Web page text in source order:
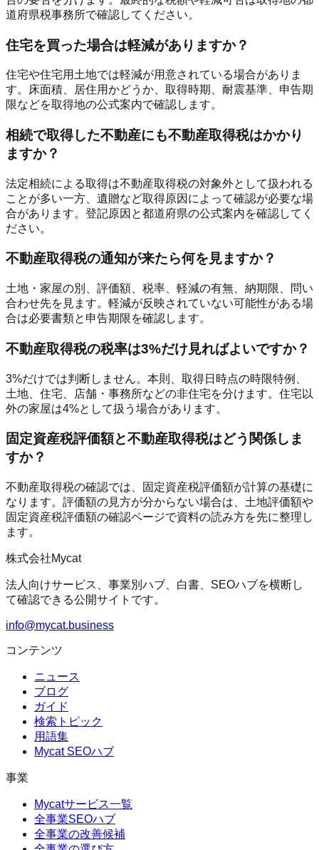
道府県税事務所で確認してください。
住宅を買った場合は軽減がありますか？
住宅や住宅用土地では軽減が用意されている場合がありま
す。床面積、居住用かどうか、取得時期、耐震基準、申告期
限などを取得地の公式案内で確認します。
相続で取得した不動産にも不動産取得税はかかり
ますか？
法定相続による取得は不動産取得税の対象外として扱われる
ことが多い一方、遺贈など取得原因によって確認が必要な場
合があります。登記原因と都道府県の公式案内を確認してく
ださい。
不動産取得税の通知が来たら何を見ますか？
土地・家屋の別、評価額、税率、軽減の有無、納期限、問い
合わせ先を見ます。軽減が反映されていない可能性がある場
合は必要書類と申告期限を確認します。
不動産取得税の税率は3%だけ見ればよいですか？
3%だけでは判断しません。本則、取得日時点の時限特例、
土地、住宅、店舗・事務所などの非住宅を分けます。住宅以
外の家屋は4%として扱う場合があります。
固定資産税評価額と不動産取得税はどう関係しま
すか？
不動産取得税の確認では、固定資産税評価額が計算の基礎に
なります。評価額の見方が分からない場合は、土地評価額や
固定資産税評価額の確認ページで資料の読み方を先に整理し
ます。
株式会社Mycat
法人向けサービス、事業別ハブ、白書、SEOハブを横断し
て確認できる公開サイトです。
info@mycat.business
コンテンツ
ニュース
ブログ
ガイド
検索トピック
用語集
Mycat SEOハブ
事業
Mycatサービス一覧
全事業SEOハブ
全事業の改善候補